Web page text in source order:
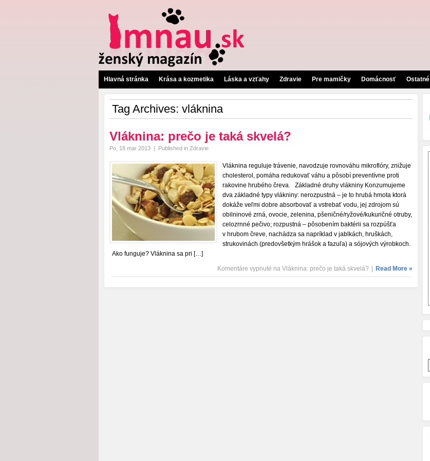
Hlavná stránka Krása a kozmetika Láska a vzťahy Zdravie Pre mamičky Domácnosť Ostatné
Tag Archives: vláknina
Vláknina: prečo je taká skvelá?
Po, 18 mar 2013 | Published in Zdravie
Vláknina reguluje trávenie, navodzuje rovnováhu mikroflóry, znižuje
cholesterol, pomáha redukovať váhu a pôsobí preventívne proti
rakovine hrubého čreva. Základné druhy vlákniny Konzumujeme
dva základné typy vlákniny: nerozpustná – je to hrubá hmota ktorá
dokáže veľmi dobre absorbovať a vstrebať vodu, jej zdrojom sú
obilninové zrná, ovocie, zelenina, pšeničné/ryžové/kukuričné otruby,
celozrnné pečivo; rozpustná – pôsobením baktérii sa rozpúšťa
v hrubom čreve, nachádza sa napríklad v jablkách, hruškách,
strukovinách (predovšetkým hrášok a fazuľa) a sójových výrobkoch.
Ako funguje? Vláknina sa pri […]
Komentáre vypnuté na Vláknina: prečo je taká skvelá? Read More »